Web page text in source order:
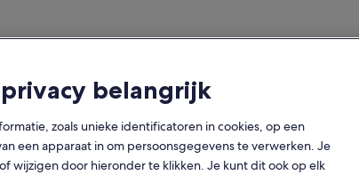
van Central Florida
te zien
Gasten
2 gasten
belangrijk
zoals unieke identificatoren in cookies, op een
een apparaat in om persoonsgegevens te verwerken. Je
wijzigen door hieronder te klikken. Je kunt dit ook op elk